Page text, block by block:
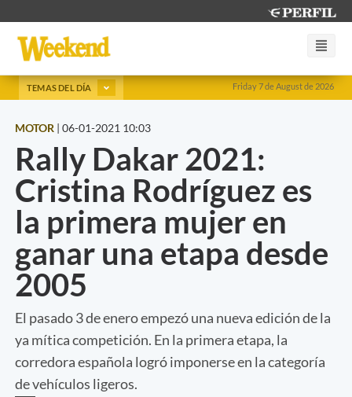
Friday 7 de August de 2026
TEMAS DEL DÍA
MOTOR | 06-01-2021 10:03
Rally Dakar 2021:
Cristina Rodríguez es
la primera mujer en
ganar una etapa desde
2005
El pasado 3 de enero empezó una nueva edición de la
ya mítica competición. En la primera etapa, la
corredora española logró imponerse en la categoría
de vehículos ligeros.